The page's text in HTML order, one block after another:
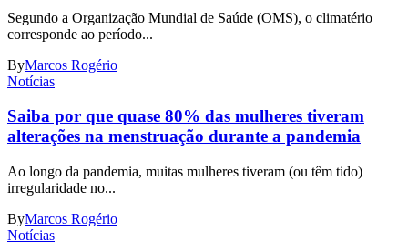
Segundo a Organização Mundial de Saúde (OMS), o climatério
corresponde ao período...
ByMarcos Rogério
Notícias
Saiba por que quase 80% das mulheres tiveram
alterações na menstruação durante a pandemia
Ao longo da pandemia, muitas mulheres tiveram (ou têm tido)
irregularidade no...
ByMarcos Rogério
Notícias